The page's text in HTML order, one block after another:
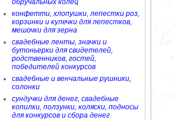
обручальных колец
конфетти, хлопушки, лепестки роз,
корзинки и кулечки для лепестков,
мешочки для зерна
свадебные ленты, значки и
бутоньерки для свидетелей,
родственников, гостей,
победителей конкурсов
свадебные и венчальные рушники,
солонки
сундучки для денег, свадебные
копилки, ползунки, коляски, подносы
для конкурсов и сбора денег